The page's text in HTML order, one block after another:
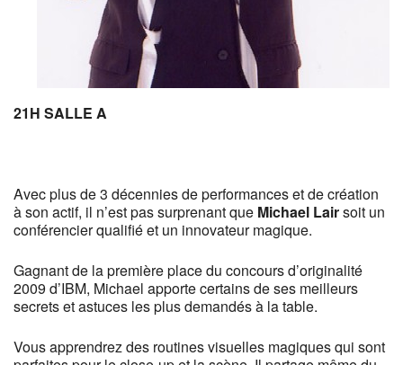
21H SALLE A
Avec plus de 3 décennies de performances et de création
à son actif, il n’est pas surprenant que Michael Lairsoit un
conférencier qualifié et un innovateur magique.
Gagnant de la première place du concours d’originalité
2009 d’IBM, Michael apporte certains de ses meilleurs
secrets et astuces les plus demandés à la table.
Vous apprendrez des routines visuelles magiques qui sont